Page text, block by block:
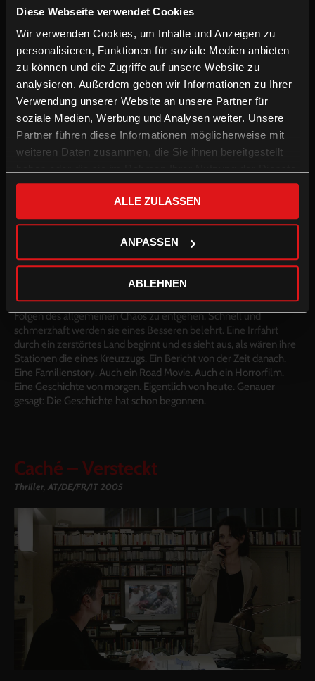
Diese Webseite verwendet Cookies
Wir verwenden Cookies, um Inhalte und Anzeigen zu
personalisieren, Funktionen für soziale Medien anbieten
zu können und die Zugriffe auf unsere Website zu
analysieren. Außerdem geben wir Informationen zu Ihrer
Verwendung unserer Website an unsere Partner für
soziale Medien, Werbung und Analysen weiter. Unsere
Partner führen diese Informationen möglicherweise mit
weiteren Daten zusammen, die Sie ihnen bereitgestellt
gesammelt haben.
ALLE ZULASSEN
ANPASSEN
ABLEHNEN
Wolfzeit
Drama, AT/DE/FR 2004
Die Zeit, der die Apokalypse vorangeht, wenn alle Werte
auseinanderbrechen und sich das Oberste zuunterst kehrt, heißt
Mittelstandfamilie flüchtet vor einer Katastrophe aus der
Großstadt in ihr Privatrefugium auf dem Land. So glauben sie, den
Folgen des allgemeinen Chaos zu entgehen. Schnell und
schmerzhaft werden sie eines Besseren belehrt. Eine Irrfahrt
durch ein zerstörtes Land beginnt und es sieht aus, als wären ihre
Stationen die eines Kreuzzugs. Ein Bericht von der Zeit danach.
Eine Familienstory. Auch ein Road Movie. Auch ein Horrorfilm.
Eine Geschichte von morgen. Eigentlich von heute. Genauer
gesagt: Die Geschichte hat schon begonnen.
Caché – Versteckt
Thriller, AT/DE/FR/IT 2005